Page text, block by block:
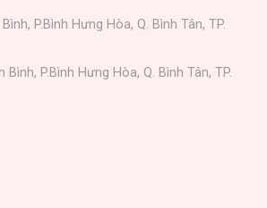
P.Bình Hưng Hòa, Q. Bình Tân, TP.
Bình, P.Bình Hưng Hòa, Q. Bình Tân, TP.